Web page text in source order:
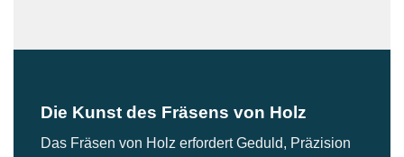
Die Kunst des Fräsens von Holz
Das Fräsen von Holz erfordert Geduld, Präzision